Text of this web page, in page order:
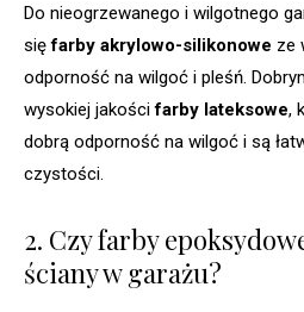
Do nieogrzewanego i wilgotnego
sięfarby akrylowo-silikonowe ze
odporność na wilgoć i pleśń.
wysokiej jakościfarby lateksowe,
dobrą odporność na wilgoć i są
czystości.
2. Czy farby
ściany w garażu?